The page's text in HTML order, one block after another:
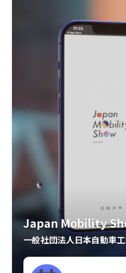
Japan Mobility
一般社団法人日本自動車